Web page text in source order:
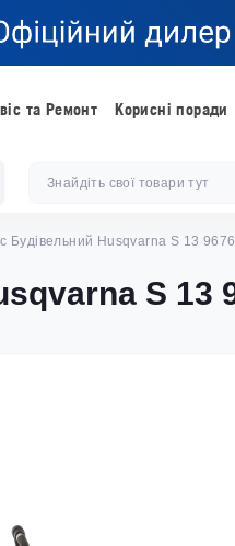
та Ремонт Корисні поради
Будівельний Husqvarna S 13
S 13